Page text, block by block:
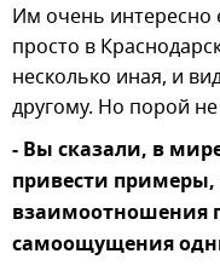
Им очень интересно
просто в
несколько иная, и
другому. Но порой
- Вы сказали, в
привести
взаимоотношения
самоощущения